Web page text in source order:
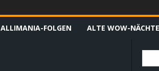
ALLIMANIA-FOLGEN ALTE WOW-NÄCHTE